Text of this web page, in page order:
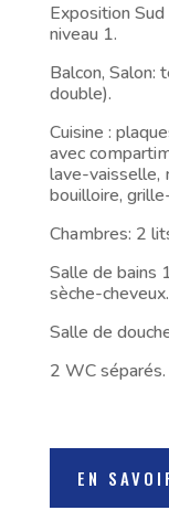
Exposition
niveau 1.
Balcon, Salon:
double).
Cuisine :
avec
lave-vaisselle,
bouilloire,
Chambres: 2
Salle de bains
sèche-cheveux.
Salle de
2 WC séparés.
EN